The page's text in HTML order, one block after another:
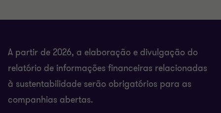
A partir de 2026, a elaboração e divulgação do
relatório de informações financeiras relacionadas
à sustentabilidade serão obrigatórios para as
companhias abertas.